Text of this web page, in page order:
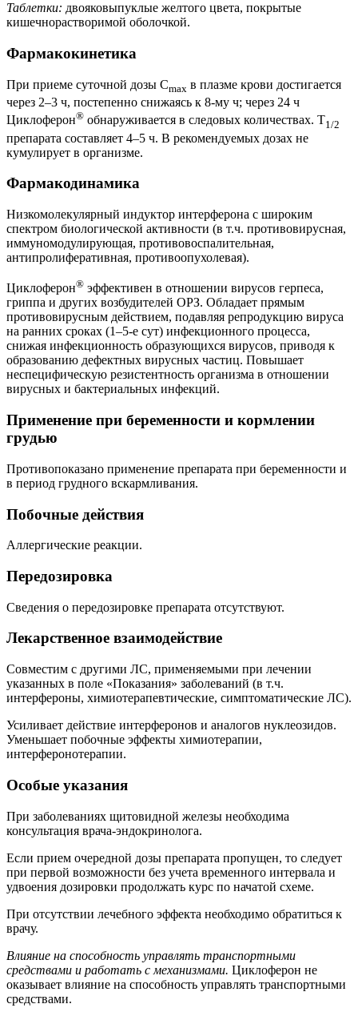
Таблетки: двояковыпуклые желтого цвета, покрытые
кишечнорастворимой оболочкой.
Фармакокинетика
При приеме суточной дозы Cmax в плазме крови достигается
через 2–3 ч, постепенно снижаясь к 8-му ч; через 24 ч
Циклоферон® обнаруживается в следовых количествах. T1/2
препарата составляет 4–5 ч. В рекомендуемых дозах не
кумулирует в организме.
Фармакодинамика
Низкомолекулярный индуктор интерферона с широким
спектром биологической активности (в т.ч. противовирусная,
иммуномодулирующая, противовоспалительная,
антипролиферативная, противоопухолевая).
Циклоферон® эффективен в отношении вирусов герпеса,
гриппа и других возбудителей ОРЗ. Обладает прямым
противовирусным действием, подавляя репродукцию вируса
на ранних сроках (1–5-е сут) инфекционного процесса,
снижая инфекционность образующихся вирусов, приводя к
образованию дефектных вирусных частиц. Повышает
неспецифическую резистентность организма в отношении
вирусных и бактериальных инфекций.
Применение при беременности и кормлении
грудью
Противопоказано применение препарата при беременности и
в период грудного вскармливания.
Побочные действия
Аллергические реакции.
Передозировка
Сведения о передозировке препарата отсутствуют.
Лекарственное взаимодействие
Совместим с другими ЛС, применяемыми при лечении
указанных в поле «Показания» заболеваний (в т.ч.
интерфероны, химиотерапевтические, симптоматические ЛС).
Усиливает действие интерферонов и аналогов нуклеозидов.
Уменьшает побочные эффекты химиотерапии,
интерферонотерапии.
Особые указания
При заболеваниях щитовидной железы необходима
консультация врача-эндокринолога.
Если прием очередной дозы препарата пропущен, то следует
при первой возможности без учета временного интервала и
удвоения дозировки продолжать курс по начатой схеме.
При отсутствии лечебного эффекта необходимо обратиться к
врачу.
Влияние на способность управлять транспортными
средствами и работать с механизмами. Циклоферон не
оказывает влияние на способность управлять транспортными
средствами.